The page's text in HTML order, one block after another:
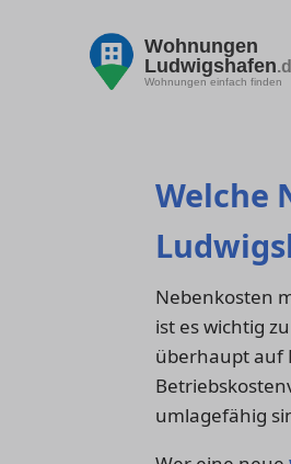
Wohnungen
Ludwigshafen
Wohnungen einfach finden
Welche
Nebenkosten
ist es wichtig
überhaupt auf
umlagefähig